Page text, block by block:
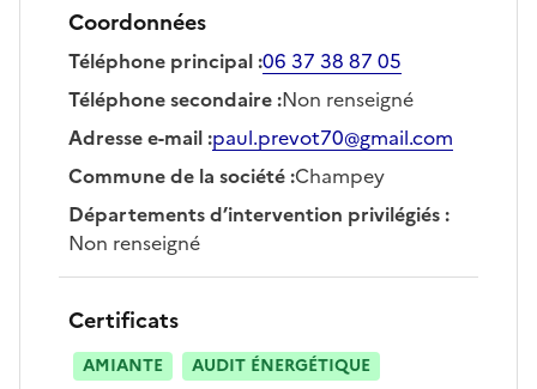
Coordonnées
Téléphone principal:06 37 38 87 05
Téléphone secondaire:Non renseigné
Adresse e-mail:paul.prevot70@gmail.com
Commune de la société:Champey
Départements d’intervention privilégiés:
Non renseigné
Certificats
AMIANTE
AUDIT ÉNERGÉTIQUE